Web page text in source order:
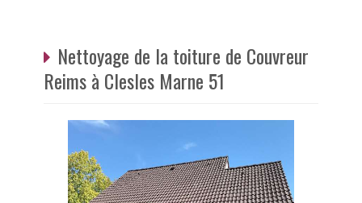
Nettoyage de la toiture de Couvreur
Reims à Clesles Marne 51